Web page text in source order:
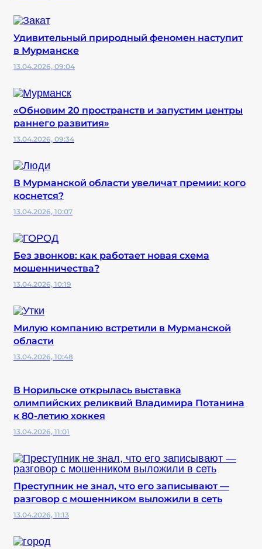
Удивительный природный феномен наступит
в Мурманске
13.04.2026, 09:04
«Обновим 20 пространств и запустим центры
раннего развития»
13.04.2026, 09:34
В Мурманской области увеличат премии: кого
коснется?
13.04.2026, 10:07
Без звонков: как работает новая схема
мошенничества?
13.04.2026, 10:19
Милую компанию встретили в Мурманской
области
13.04.2026, 10:48
В Норильске открылась выставка
олимпийских реликвий Владимира Потанина
к 80-летию хоккея
13.04.2026, 11:01
Преступник не знал, что его записывают —
разговор с мошенником выложили в сеть
13.04.2026, 11:13